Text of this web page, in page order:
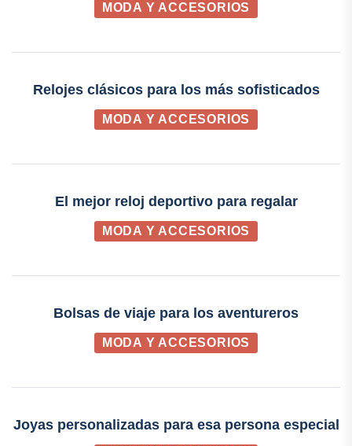
MODA Y ACCESORIOS
Relojes clásicos para los más sofisticados
MODA Y ACCESORIOS
El mejor reloj deportivo para regalar
MODA Y ACCESORIOS
Bolsas de viaje para los aventureros
MODA Y ACCESORIOS
Joyas personalizadas para esa persona especial